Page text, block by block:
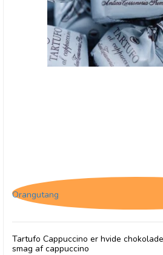
Orangutang
Tartufo Cappuccino er hvide
smag af cappuccino